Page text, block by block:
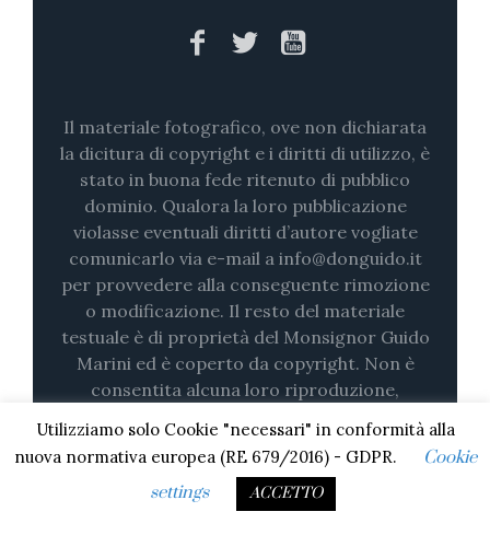
Il materiale fotografico, ove non dichiarata
la dicitura di copyright e i diritti di utilizzo, è
stato in buona fede ritenuto di pubblico
dominio. Qualora la loro pubblicazione
violasse eventuali diritti d’autore vogliate
comunicarlo via e-mail a info@donguido.it
per provvedere alla conseguente rimozione
o modificazione. Il resto del materiale
testuale è di proprietà del Monsignor Guido
Marini ed è coperto da copyright. Non è
consentita alcuna loro riproduzione,
senza il consenso esplicito.
Utilizziamo solo Cookie "necessari" in conformità alla
nuova normativa europea (RE 679/2016) - GDPR.
Cookie
settings
ACCETTO